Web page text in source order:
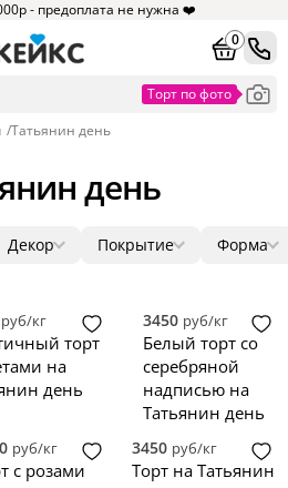
- предоплата не нужна ❤️
0
/Татьянин день
день
0
0
0
Декор
фотопечать
3
ягоды
0
надпись
топпер
0
Покрытие
0
глазурь
0
торт
0
0
Форма
квадрат
прямоугольник
сердце
руб/кг
торт
на
день
3450 руб/кг
Белый торт со
серебряной
надписью на
Татьянин день
руб/кг
с розами
3450 руб/кг
Торт на Татьянин